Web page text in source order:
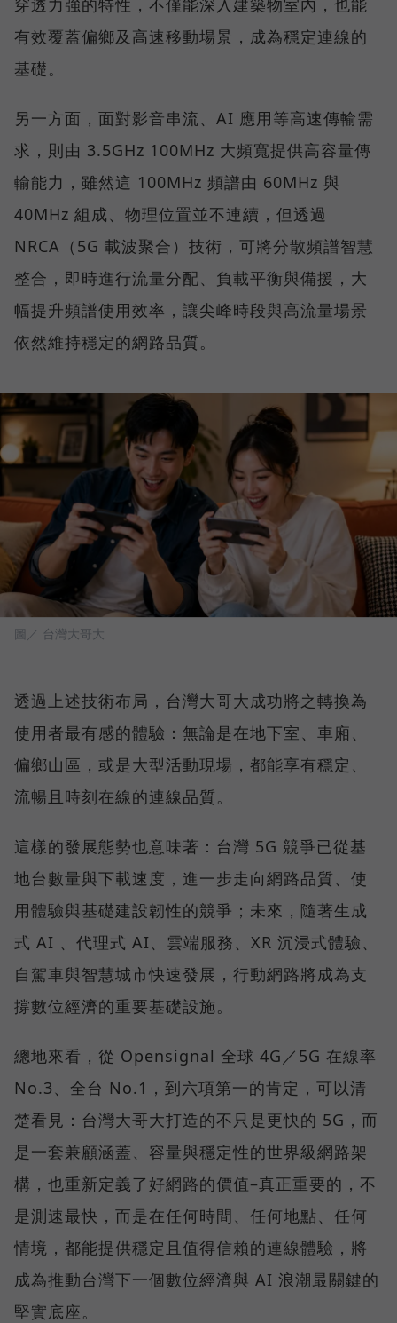
有效覆蓋偏鄉及高速移動場景，成為穩定連線的
基礎。
另一方面，面對影音串流、AI 應用等高速傳輸需
求，則由 3.5GHz 100MHz 大頻寬提供高容量傳
輸能力，雖然這 100MHz 頻譜由 60MHz 與
40MHz 組成、物理位置並不連續，但透過
NRCA（5G 載波聚合）技術，可將分散頻譜智慧
整合，即時進行流量分配、負載平衡與備援，大
幅提升頻譜使用效率，讓尖峰時段與高流量場景
依然維持穩定的網路品質。
圖／ 台灣大哥大
透過上述技術布局，台灣大哥大成功將之轉換為
使用者最有感的體驗：無論是在地下室、車廂、
偏鄉山區，或是大型活動現場，都能享有穩定、
流暢且時刻在線的連線品質。
這樣的發展態勢也意味著：台灣 5G 競爭已從基
地台數量與下載速度，進一步走向網路品質、使
用體驗與基礎建設韌性的競爭；未來，隨著生成
式 AI 、代理式 AI、雲端服務、XR 沉浸式體驗、
自駕車與智慧城市快速發展，行動網路將成為支
撐數位經濟的重要基礎設施。
總地來看，從 Opensignal 全球 4G／5G 在線率
No.3、全台 No.1，到六項第一的肯定，可以清
楚看見：台灣大哥大打造的不只是更快的 5G，而
是一套兼顧涵蓋、容量與穩定性的世界級網路架
構，也重新定義了好網路的價值–真正重要的，不
是測速最快，而是在任何時間、任何地點、任何
情境，都能提供穩定且值得信賴的連線體驗，將
成為推動台灣下一個數位經濟與 AI 浪潮最關鍵的
堅實底座。